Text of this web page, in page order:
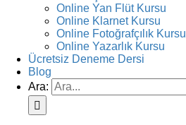
Online Yan Flüt Kursu
Online Klarnet Kursu
Online Fotoğrafçılık Kursu
Online Yazarlık Kursu
Ücretsiz Deneme Dersi
Blog
Ara: